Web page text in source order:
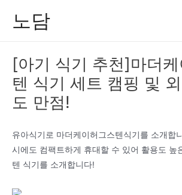
노담
[아기 식기 추천]마더
텐 식기 세트 캠핑 및
도 만점!
유아식기로 마더케이허그스텐식기를 소개합
시에도 컴팩트하게 휴대할 수 있어 활용도 높
텐 식기를 소개합니다!